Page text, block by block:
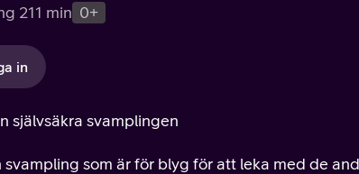
211 min 0+
in
självsäkra svamplingen
som är för blyg för att leka med de